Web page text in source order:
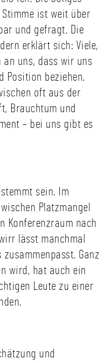
ist weit über
und gefragt. Die
erklärt sich: Viele,
uns, dass wir uns
Position beziehen.
oft aus der
Brauchtum und
– bei uns gibt es
sein. Im
Platzmangel
Konferenzraum nach
lässt manchmal
Ganz
wird, hat auch ein
Leute zu einer
und